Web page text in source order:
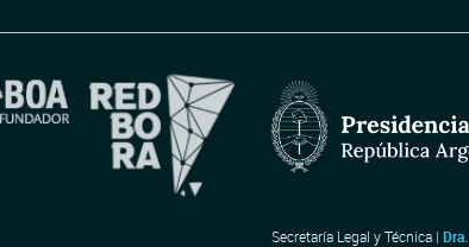
Secretaría Legal y Técnica |